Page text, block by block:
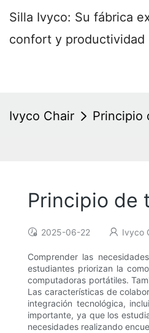
Silla Ivyco: Su fábrica
confort y productividad
Ivyco Chair Principio
Principio de
2025-06-22 Ivyco
Comprender las
estudiantes priorizan la
computadoras portátiles.
Las características de
integración tecnológica,
importante, ya que los
necesidades realizando